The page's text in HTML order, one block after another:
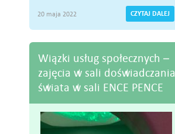
20 maja 2022 CZYTAJ DALEJ
Wiązki usług społecznych –
zajęcia w sali doświadczania
świata w sali ENCE PENCE